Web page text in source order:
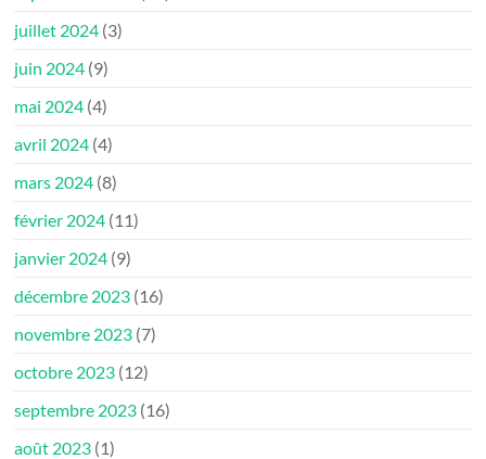
juillet 2024 (3)
juin 2024 (9)
mai 2024 (4)
avril 2024 (4)
mars 2024 (8)
février 2024 (11)
janvier 2024 (9)
décembre 2023 (16)
novembre 2023 (7)
octobre 2023 (12)
septembre 2023 (16)
août 2023 (1)